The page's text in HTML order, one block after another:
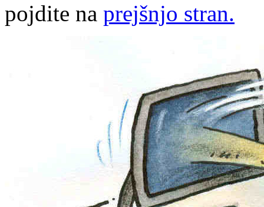
pojdite na prejšnjo stran.